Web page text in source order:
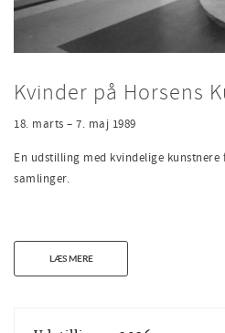
Kvinder på Horsens
18. marts – 7. maj 1989
En udstilling med kvindelige kunstnere
samlinger.
LÆS MERE